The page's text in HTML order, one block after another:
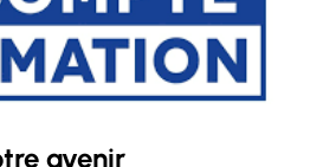
avenir